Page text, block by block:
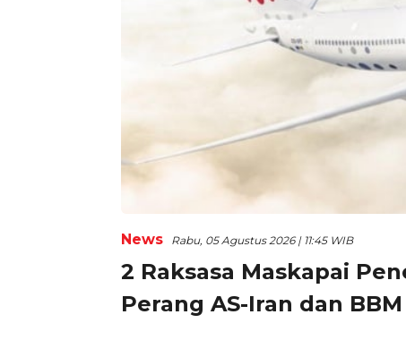
News Rabu, 05 Agustus 2026 | 11:45 WIB
2 Raksasa Maskapai
Perang AS-Iran dan